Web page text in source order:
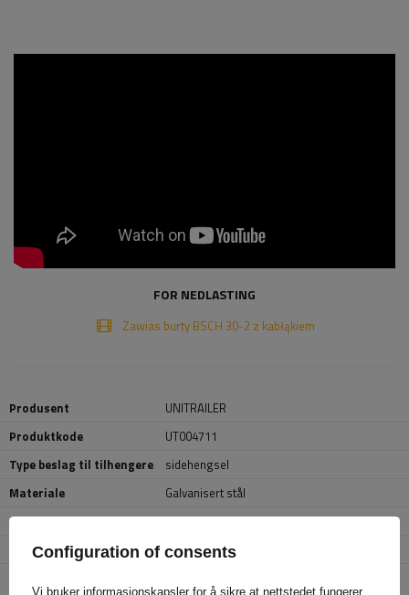
FOR NEDLASTING
Zawias burty BSCH 30-2 z kabłąkiem
Produsent
UNITRAILER
Produktkode
UT004711
Type beslag til tilhengere
sidehengsel
Materiale
Galvanisert stål
Lengde
140 mm
Bredde
60 mm
Configuration of consents
Vi bruker informasjonskapsler for å sikre at nettstedet fungerer